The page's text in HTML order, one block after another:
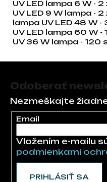
UV LED lampa 6 W - 2
UV LED 9 W lampa - 2
lampa UV LED 48 W -
UV LED lampa 60 W -
UV 36 W lampa - 120
Odoberať
Nezmeškajte
Email
Vložením e-mailu
podmienkami
PRIHLÁSIŤ SA